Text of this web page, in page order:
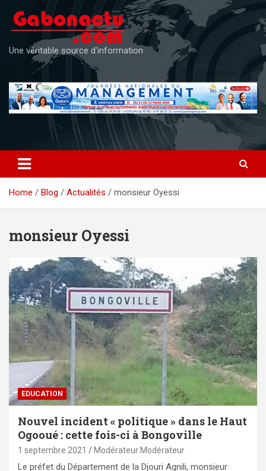
content
Une véritable source d'information
Home Blog Actualités monsieur Oyessi
monsieur Oyessi
EDUCATION
Nouvel incident « politique » dans le Haut
Ogooué : cette fois-ci à Bongoville
1 septembre 2021 Modérateur Modérateur
Le préfet du Département de la Djouri Agnili, monsieur